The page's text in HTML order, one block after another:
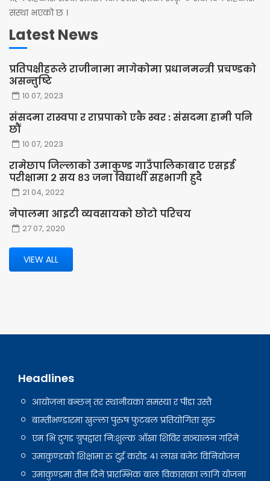
संस्था भएको छ ।
Latest News
प्रतिपक्षीहरूले राजीनामा मागेकोमा प्रधानमन्त्री प्रचण्डको
असन्तुष्टि
10 07, 2023
संसदमा रास्वपा र राप्रपाको एकै स्वर : संसदमा हामी पनि
छौं
10 07, 2023
रामेछाप जिल्लाकाे उमाकुण्ड गाउँपालिकाबाट एसइई
परीक्षामा २ सय ८३ जना विद्यार्थी सहभागी हुदै
21 04, 2022
नेपालमा आइटी व्यवसायको छोटो परिचय
27 07, 2020
VIEW ALL
Headlines
आयोजना बन्छन् तर स्थानीयका समस्या र पीडा उस्तै
बाम्तीभण्डारमा खुल्ला पुरुष फुटबल प्रतियोगिता सुरु
एम भि दुगड ग्रुपद्वारा नि:शुल्क आँखा शिविर सञ्चालन गरिने
उमाकुण्डको शिक्षामा रु दुई करोड ४१ लाख बजेट विनियोजन
उमाकुण्डमा तीन दिने प्रारम्भिक बाल विकासका लागि योजना